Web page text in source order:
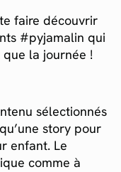
faire découvrir
#pyjamalin qui
la journée !
sélectionnés
story pour
enfant. Le
comme à